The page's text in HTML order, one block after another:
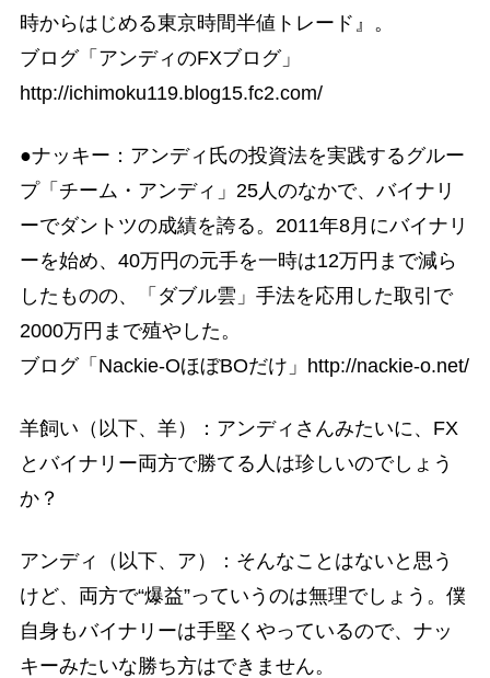
時からはじめる東京時間半値トレード』。
ブログ「アンディのFXブログ」
http://ichimoku119.blog15.fc2.com/
●ナッキー：アンディ氏の投資法を実践するグルー
プ「チーム・アンディ」25人のなかで、バイナリ
ーでダントツの成績を誇る。2011年8月にバイナリ
ーを始め、40万円の元手を一時は12万円まで減ら
したものの、「ダブル雲」手法を応用した取引で
2000万円まで殖やした。
ブログ「Nackie-OほぼBOだけ」http://nackie-o.net/
羊飼い（以下、羊）：アンディさんみたいに、FX
とバイナリー両方で勝てる人は珍しいのでしょう
か？
アンディ（以下、ア）：そんなことはないと思う
けど、両方で“爆益”っていうのは無理でしょう。僕
自身もバイナリーは手堅くやっているので、ナッ
キーみたいな勝ち方はできません。